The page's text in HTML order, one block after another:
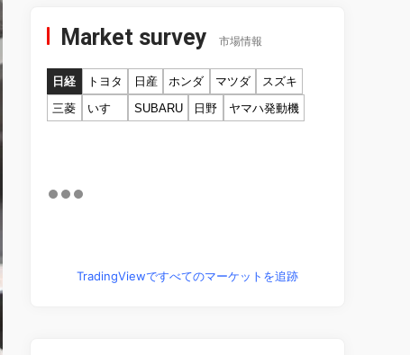
Market survey 市場情報
日経 トヨタ 日産 ホンダ マツダ
スズキ
三菱
いすゞ SUBARU 日野 ヤマハ発動機
TradingViewですべてのマーケットを追跡